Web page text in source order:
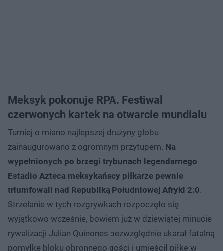
Meksyk pokonuje RPA. Festiwal
czerwonych kartek na otwarcie mundialu
Turniej o miano najlepszej drużyny globu
zainaugurowano z ogromnym przytupem. Na
wypełnionych po brzegi trybunach legendarnego
Estadio Azteca meksykańscy piłkarze pewnie
triumfowali nad Republiką Południowej Afryki 2:0.
Strzelanie w tych rozgrywkach rozpoczęło się
wyjątkowo wcześnie, bowiem już w dziewiątej minucie
rywalizacji Julian Quinones bezwzględnie ukarał fatalną
pomyłkę bloku obronnego gości i umieścił piłkę w